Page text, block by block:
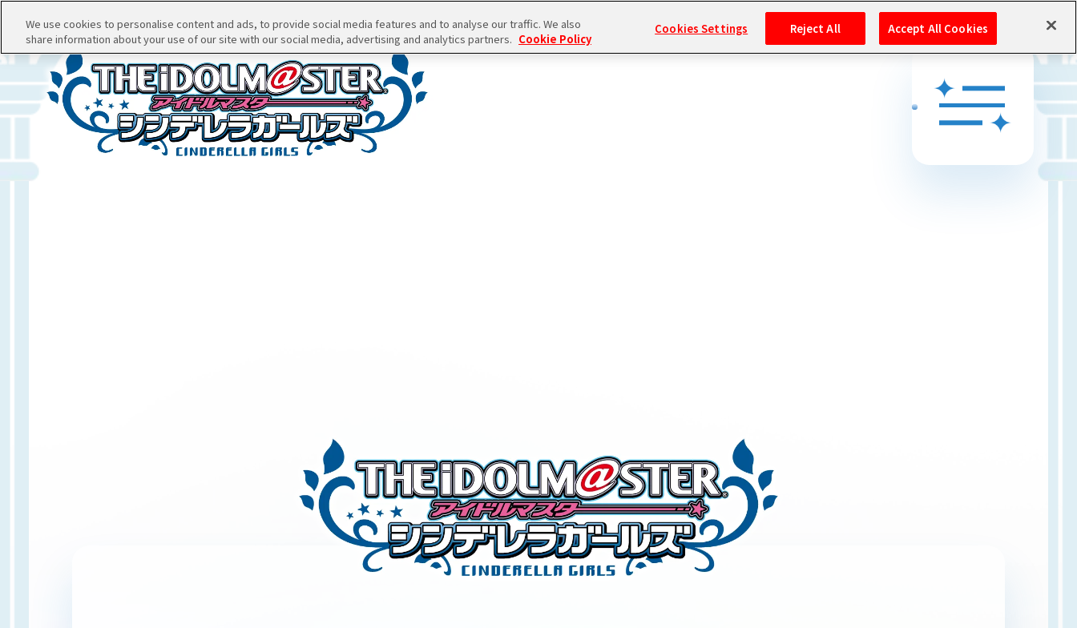
We use cookies to personalise content and ads, to provide social media features and to analyse our traffic. We also
share information about your use of our site with our social media, advertising and analytics partners. Cookie Policy
Cookies Settings Reject All Accept All Cookies